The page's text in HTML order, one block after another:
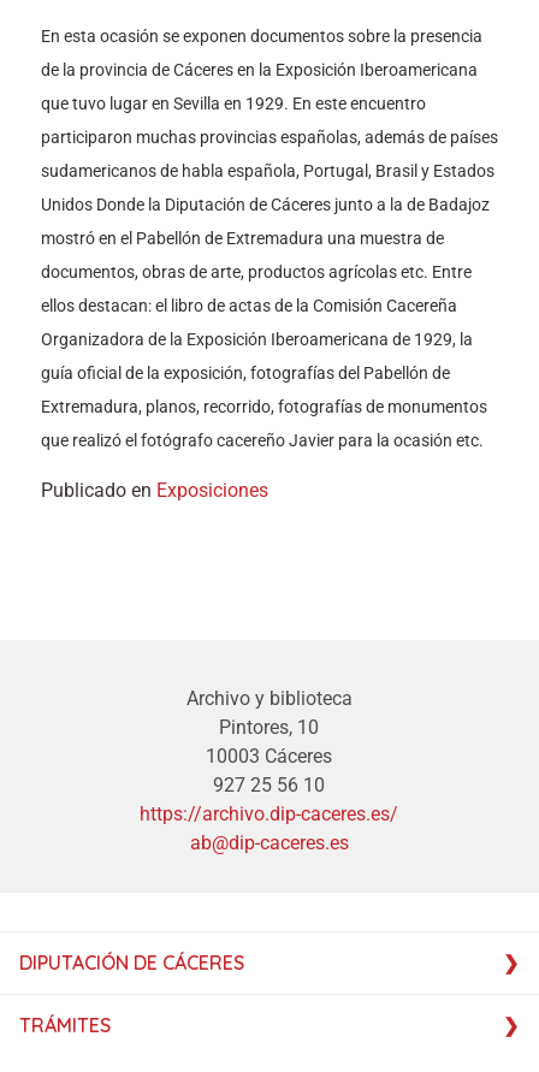
En esta ocasión se exponen documentos sobre la presencia
de la provincia de Cáceres en la Exposición Iberoamericana
que tuvo lugar en Sevilla en 1929. En este encuentro
participaron muchas provincias españolas, además de países
sudamericanos de habla española, Portugal, Brasil y Estados
Unidos Donde la Diputación de Cáceres junto a la de Badajoz
mostró en el Pabellón de Extremadura una muestra de
documentos, obras de arte, productos agrícolas etc. Entre
ellos destacan: el libro de actas de la Comisión Cacereña
Organizadora de la Exposición Iberoamericana de 1929, la
guía oficial de la exposición, fotografías del Pabellón de
Extremadura, planos, recorrido, fotografías de monumentos
que realizó el fotógrafo cacereño Javier para la ocasión etc.
Publicado en Exposiciones
Archivo y biblioteca
Pintores, 10
10003 Cáceres
927 25 56 10
https://archivo.dip-caceres.es/
ab@dip-caceres.es
DIPUTACIÓN DE CÁCERES
TRÁMITES